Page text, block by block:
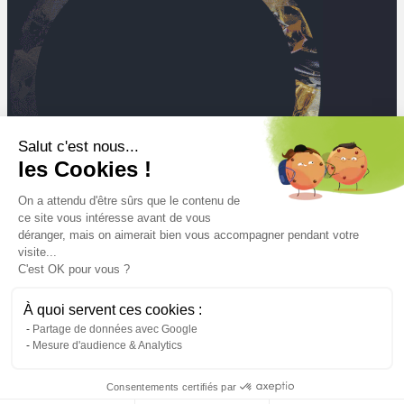
Salut c'est nous...
les Cookies !
On a attendu d'être sûrs que le contenu de
ce site vous intéresse avant de vous
déranger, mais on aimerait bien vous accompagner pendant votre
visite...
C'est OK pour vous ?
À quoi servent ces cookies :
Partage de données avec Google
Mesure d'audience & Analytics
Consentements certifiés par
der gesammelten und behandelten Abfälle seit 2025